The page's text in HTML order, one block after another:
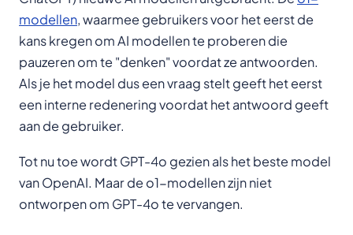
modellen, waarmee gebruikers voor het eerst de
kans kregen om AI modellen te proberen die
pauzeren om te "denken" voordat ze antwoorden.
Als je het model dus een vraag stelt geeft het eerst
een interne redenering voordat het antwoord geeft
aan de gebruiker.
Tot nu toe wordt GPT-4o gezien als het beste model
van OpenAI. Maar de o1-modellen zijn niet
ontworpen om GPT-4o te vervangen.